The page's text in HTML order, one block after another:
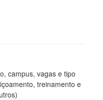
campus, vagas e tipo
treinamento e